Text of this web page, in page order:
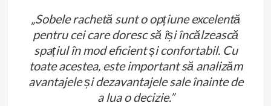
„Sobele rachetă sunt o opțiune excelentă
pentru cei care doresc să își încălzească
spațiul în mod eficient și confortabil. Cu
toate acestea, este important să analizăm
avantajele și dezavantajele sale înainte de
a lua o decizie.”